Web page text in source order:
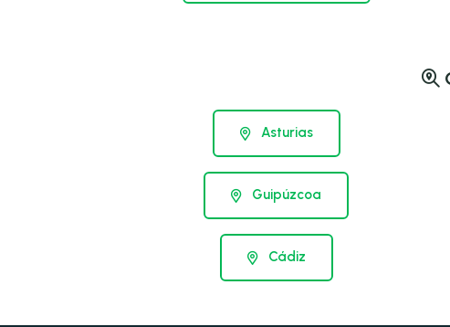
Asturias
Guipúzcoa
Cádiz